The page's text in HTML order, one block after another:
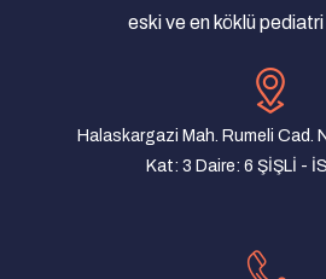
Türk Pediatri Kurumu
Türk Pediatri Kurumu
04/12/2018 - Trabzon
Türk Pediatri Kurumu
eski ve en köklü
Halaskargazi Mah. Rumeli Cad.
Kat: 3 Daire: 6 ŞİŞLİ -